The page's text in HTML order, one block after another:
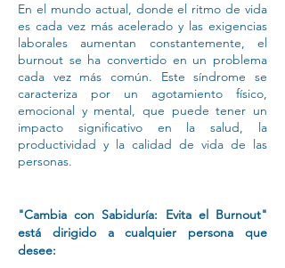
​En el mundo actual, donde el ritmo de vida
es cada vez más acelerado y las exigencias
laborales aumentan constantemente, el
burnout se ha convertido en un problema
cada vez más común. Este síndrome se
caracteriza por un agotamiento físico,
emocional y mental, que puede tener un
impacto significativo en la salud, la
productividad y la calidad de vida de las
personas.
"Cambia con Sabiduría: Evita el Burnout"
está dirigido a cualquier persona que
desee: